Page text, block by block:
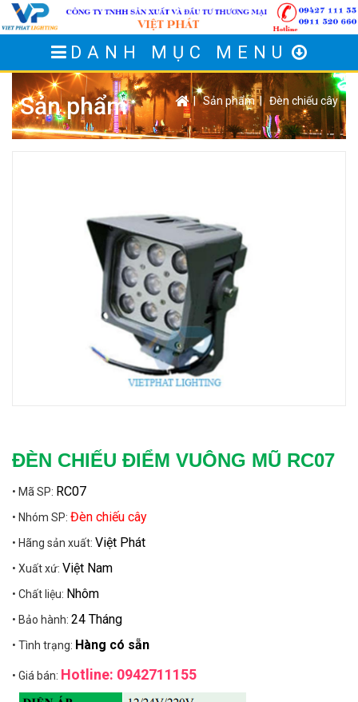
DANH MỤC MENU
Sản phẩm |Sản phẩm| Đèn chiếu cây
ĐÈN CHIẾU ĐIỂM VUÔNG MŨ RC07
• Mã SP: RC07
• Nhóm SP: Đèn chiếu cây
• Hãng sản xuất: Việt Phát
• Xuất xứ: Việt Nam
• Chất liệu: Nhôm
• Bảo hành: 24 Tháng
• Tình trạng: Hàng có sẵn
• Giá bán: Hotline: 0942711155